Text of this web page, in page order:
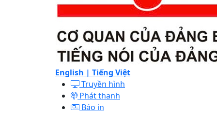
English | Tiếng Việt
Truyền hình
Phát thanh
Báo in